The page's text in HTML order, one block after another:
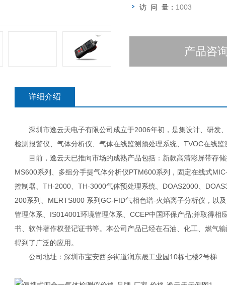
访 问 量： 1003
产品咨询
详细介绍
深圳市逸云天电子有限公司成立于2006年初，是集设计、研发
检测报警仪、气体分析仪、气体在线监测预处理系统、TVOC在线
目前，逸云天已推向市场的成熟产品包括：新款高清彩屏带存储
MS600系列、多组分手提气体分析仪PTM600系列，固定在线式
控制器、TH-2000、TH-3000气体预处理系统、DOAS2000、
200系列、MERTS800 系列GC-FID气相色谱-火焰离子分析仪，以
管理体系、IS014001环境管理体系、CCEP中国环保产品;并取得
书、软件著作权登记证书等。本公司产品已经在石油、化工、燃气
得到了广泛的应用。
公司地址：深圳市宝安西乡街道润东晟工业园10栋七楼2号梯